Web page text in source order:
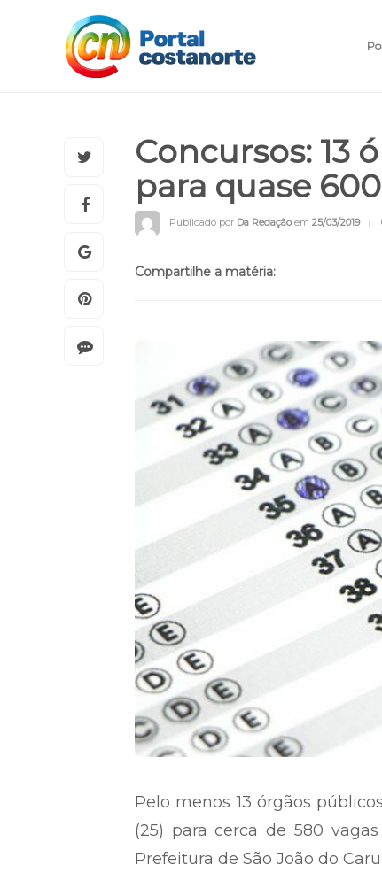
Concursos: 13
para quase
Publicado por Da Redaçãoem 25/03/2019
Compartilhe a matéria:
Pelo menos 13 órgãos
(25) para cerca de 580
Prefeitura de São João do